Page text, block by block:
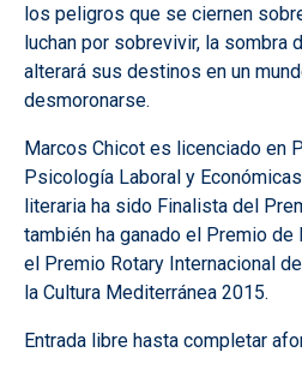
los peligros que se ciernen
luchan por sobrevivir, la sombra
alterará sus destinos en un
desmoronarse.
Marcos Chicot es licenciado en
Psicología Laboral y
literaria ha sido Finalista del
también ha ganado el Premio de
el Premio Rotary Internacional
la Cultura Mediterránea 2015.
Entrada libre hasta completar